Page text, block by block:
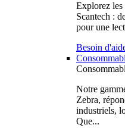
Explorez les
Scantech :
pour une
Besoin
Notre
Zebra,
industriels,
Que...